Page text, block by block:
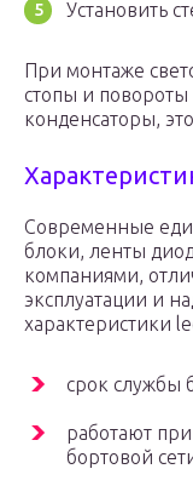
Установить
При монтаже
стопы и повороты
конденсаторы,
Современные
блоки, ленты
компаниями,
эксплуатации и
характеристики
срок службы
работают
бортовой